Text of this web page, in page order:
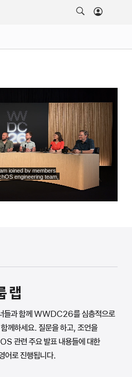
랩
들과 함께 WWDC26를 심층적으로
께하세요. 질문을 하고, 조언을
관련 주요 발표 내용들에 대한
어로 진행됩니다.